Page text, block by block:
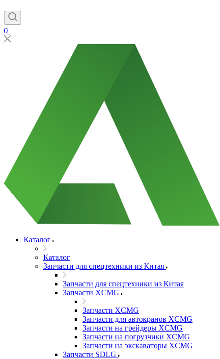
0
Каталог
Каталог
Запчасти для спецтехники из Китая
Запчасти для спецтехники из Китая
Запчасти XCMG
Запчасти XCMG
Запчасти для автокранов XCMG
Запчасти на грейдеры XCMG
Запчасти на погрузчики XCMG
Запчасти на экскаваторы XCMG
Запчасти SDLG